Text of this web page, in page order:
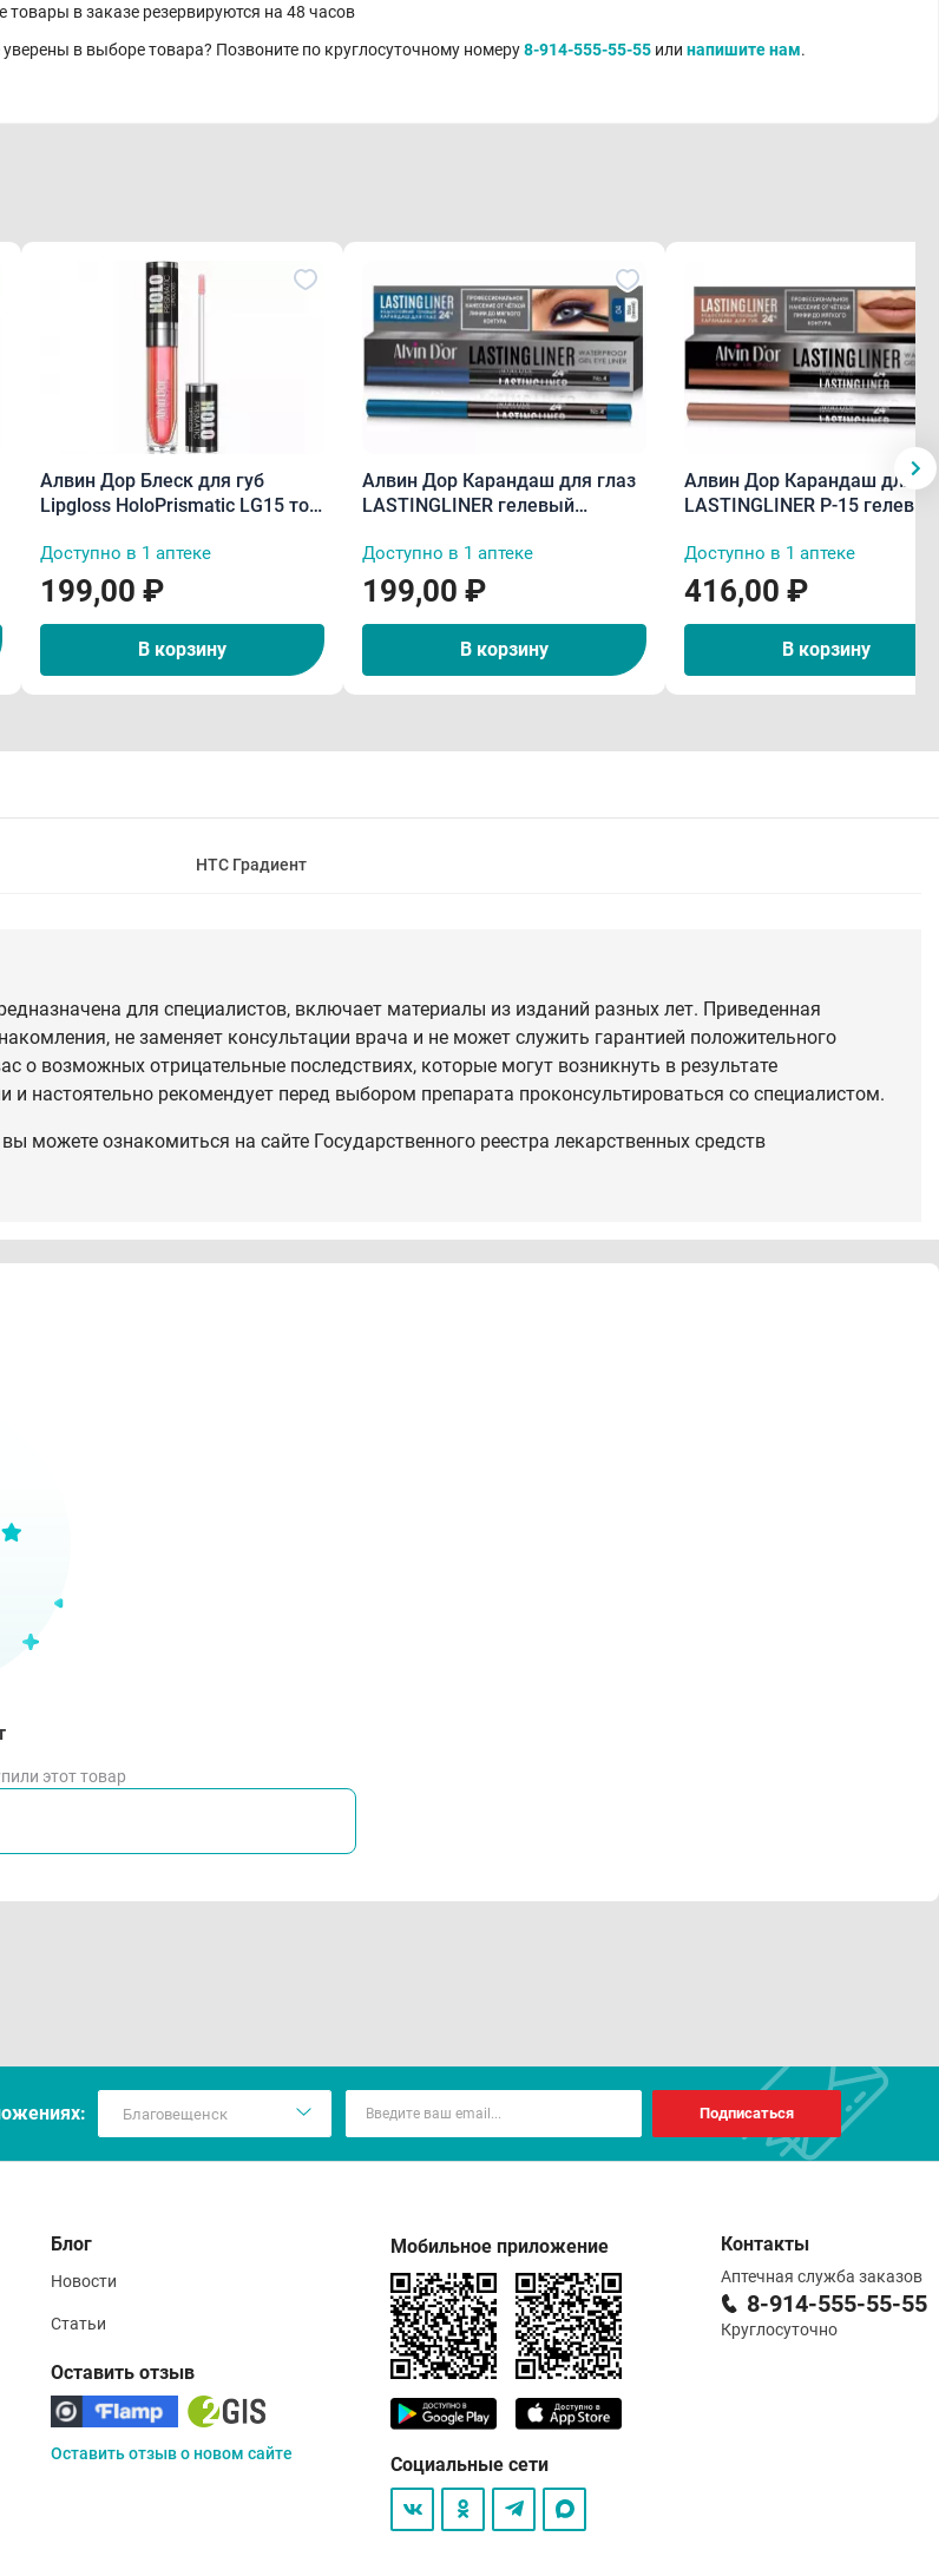
товары в заказе резервируются на 48 часов
уверены в выборе товара? Позвоните по круглосуточному номеру8-914-555-55-55 или напишите нам.
Алвин Дор Блеск для губ
Lipgloss HoloPrismatic LG15 тон
Доступно в 1 аптеке
199,00 ₽
В корзину
Алвин Дор Карандаш для глаз
LASTINGLINER гелевый
Доступно в 1 аптеке
199,00 ₽
В корзину
Алвин Дор Карандаш для
LASTINGLINER P-15 гелевый
0,29 г
Доступно в 1 аптеке
416,00 ₽
В корзину
НТС Градиент
для специалистов, включает материалы из изданий разных лет. Приведенная
не заменяет консультации врача и не может служить гарантией положительного
о возможных отрицательные последствиях, которые могут возникнуть в результате
настоятельно рекомендует перед выбором препарата проконсультироваться со специалистом.
можете ознакомиться на сайте Государственного реестра лекарственных средств
этот товар
Подписаться
Блог
Новости
Статьи
Оставить отзыв
Оставить отзыв о новом сайте
Мобильное приложение
Социальные сети
Контакты
Аптечная служба заказов
8-914-555-55-55
Круглосуточно